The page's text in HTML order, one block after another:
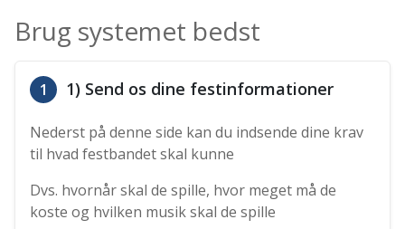
Brug systemet bedst
1 1) Send os dine festinformationer
Nederst på denne side kan du indsende dine krav
til hvad festbandet skal kunne
Dvs. hvornår skal de spille, hvor meget må de
koste og hvilken musik skal de spille